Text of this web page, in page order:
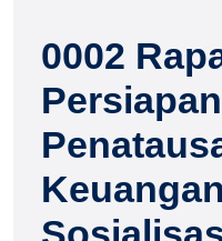
0002
Persiapan